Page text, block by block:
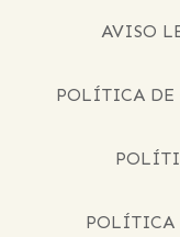
AVISO
POLÍTICA DE
POLÍTICA